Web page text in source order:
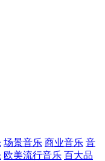
场景音乐 商业音乐 音
欧美流行音乐 百大品